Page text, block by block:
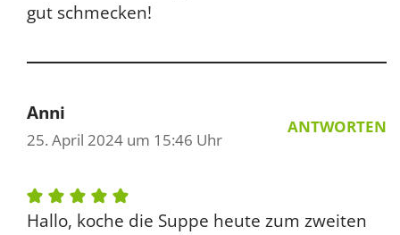
gut schmecken!
Anni
25. April 2024 um 15:46 Uhr
ANTWORTEN
Hallo, koche die Suppe heute zum zweiten